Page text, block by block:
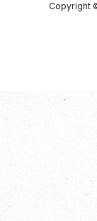
Copyright